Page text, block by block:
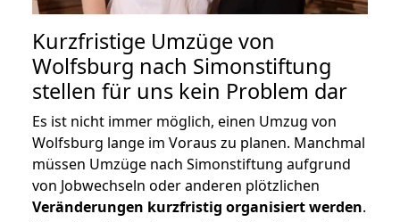
Kurzfristige Umzüge von
Wolfsburg nach Simonstiftung
stellen für uns kein Problem dar
Es ist nicht immer möglich, einen Umzug von
Wolfsburg lange im Voraus zu planen. Manchmal
müssen Umzüge nach Simonstiftung aufgrund
von Jobwechseln oder anderen plötzlichen
Veränderungen kurzfristig organisiert werden.